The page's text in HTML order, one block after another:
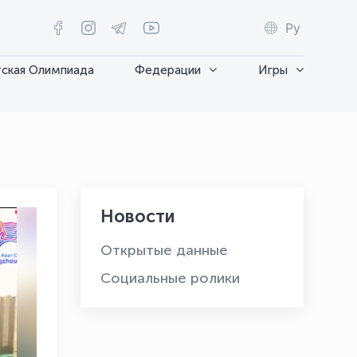
Ру
Олимпиада Федерации Игры
Новости
Открытые данные
Социальные ролики